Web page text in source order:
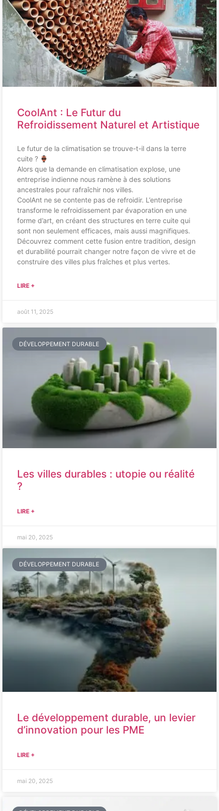
CoolAnt : Le Futur du
Refroidissement Naturel et Artistique
Le futur de la climatisation se trouve-t-il dans la terre
cuite ?
Alors que la demande en climatisation explose, une
entreprise indienne nous ramène à des solutions
ancestrales pour rafraîchir nos villes.
CoolAnt ne se contente pas de refroidir. L’entreprise
transforme le refroidissement par évaporation en une
forme d’art, en créant des structures en terre cuite qui
sont non seulement efficaces, mais aussi magnifiques.
Découvrez comment cette fusion entre tradition, design
et durabilité pourrait changer notre façon de vivre et de
construire des villes plus fraîches et plus vertes.
LIRE +
août 11, 2025
DÉVELOPPEMENT DURABLE
Les villes durables : utopie ou réalité
?
LIRE +
mai 20, 2025
DÉVELOPPEMENT DURABLE
Le développement durable, un levier
d’innovation pour les PME
LIRE +
mai 20, 2025